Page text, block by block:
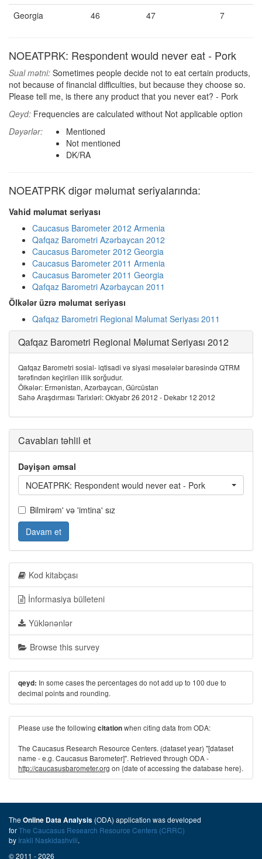
Georgia
46 47 7
NOEATPRK: Respondent would never eat - Pork
Sual mətni: Sometimes people decide not to eat certain products,
not because of financial difficulties, but because they choose so.
Please tell me, is there any product that you never eat? - Pork
Qeyd: Frequencies are calculated without Not applicable option
Dəyərlər:
Mentioned
Not mentioned
DK/RA
NOEATPRK digər məlumat seriyalarında:
Vahid məlumat seriyası
Caucasus Barometer 2012 Armenia
Qafqaz Barometri Azərbaycan 2012
Caucasus Barometer 2012 Georgia
Caucasus Barometer 2011 Armenia
Caucasus Barometer 2011 Georgia
Qafqaz Barometri Azərbaycan 2011
Ölkələr üzrə məlumat seriyası
Qafqaz Barometri Regional Məlumat Seriyası 2011
Qafqaz Barometri Regional Məlumat Seriyası 2012
Qafqaz Barometri sosial- iqtisadi və siyasi məsələlər barəsində QTRM
tərəfindən keçirilən illik sorğudur.
Ölkələr: Ermənistan, Azərbaycan, Gürcüstan
Sahə Araşdırması Tarixləri: Oktyabr 26 2012 - Dekabr 12 2012
Cavabları təhlil et
Dəyişən əmsal
NOEATPRK: Respondent would never eat - Pork
Bilmirəm' və 'imtina' sız
Davam et
Kod kitabçası
İnformasiya bülleteni
Yüklənənlər
Browse this survey
qeyd: In some cases the percentages do not add up to 100 due to
decimal points and rounding.
Please use the following citationwhen citing data from ODA:
The Caucasus Research Resource Centers. (dataset year) "[dataset
name - e.g. Caucasus Barometer]". Retrieved through ODA -
http://caucasusbarometer.org on {date of accessing the database here}.
The Online Data Analysis (ODA) application was developed
forThe Caucasus Research Resource Centers (CRRC)
by Irakli Naskidashvili.
© 2011 - 2026